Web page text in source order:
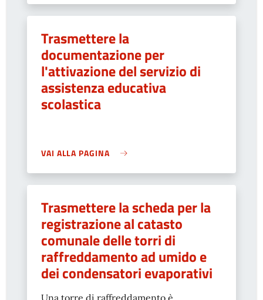
Trasmettere la
documentazione per
l'attivazione del servizio di
assistenza educativa
scolastica
VAI ALLA PAGINA
Trasmettere la scheda per la
registrazione al catasto
comunale delle torri di
raffreddamento ad umido e
dei condensatori evaporativi
Una torre di raffreddamento è